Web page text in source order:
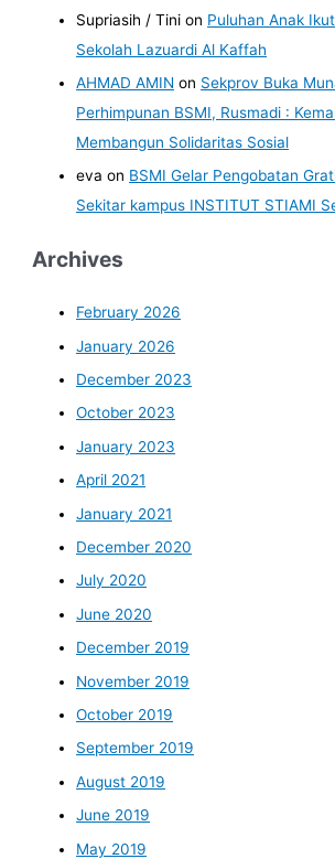
Supriasih / Tini on Puluhan Anak
Sekolah Lazuardi Al Kaffah
AHMAD AMIN on Sekprov Buka
Perhimpunan BSMI, Rusmadi :
Membangun Solidaritas Sosial
eva on BSMI Gelar Pengobatan
Sekitar kampus INSTITUT STIAMI
Archives
February 2026
January 2026
December 2023
October 2023
January 2023
April 2021
January 2021
December 2020
July 2020
June 2020
December 2019
November 2019
October 2019
September 2019
August 2019
June 2019
May 2019